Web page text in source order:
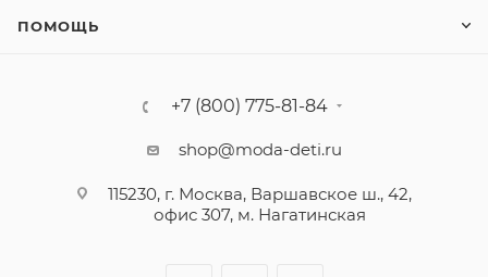
ПОМОЩЬ
+7 (800) 775-81-84
shop@moda-deti.ru
115230, г. Москва, Варшавское ш., 42,
офис 307, м. Нагатинская